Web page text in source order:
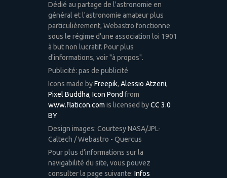
Dédié au partage de l'astronomie en
général et l'astronomie amateur plus
particulièrement, Webastro fonctionne
sous le régime d'une association loi 1901
à but non lucratif. Pour plus
d'informations, voir "à propos".
Publicité: pas de publicité
Icons made byFreepik, Alessio Atzeni,
Pixel Buddha, Icon Pond from
www.flaticon.com is licensed byCC 3.0
BY
Design images: Courtesy NASA/JPL-
Caltech / Webastro - Quercus
Pour plus d'informations sur la
navigabilité du site, vous pouvez
consulter la page suivante: Infos